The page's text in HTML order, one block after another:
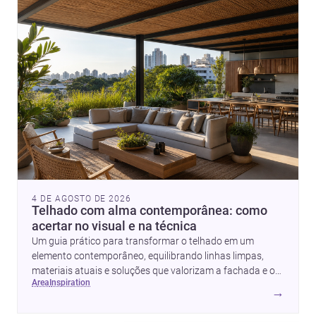
4 DE AGOSTO DE 2026
Telhado com alma contemporânea: como
acertar no visual e na técnica
Um guia prático para transformar o telhado em um
elemento contemporâneo, equilibrando linhas limpas,
materiais atuais e soluções que valorizam a fachada e o
conforto da casa.
area inspiration
→